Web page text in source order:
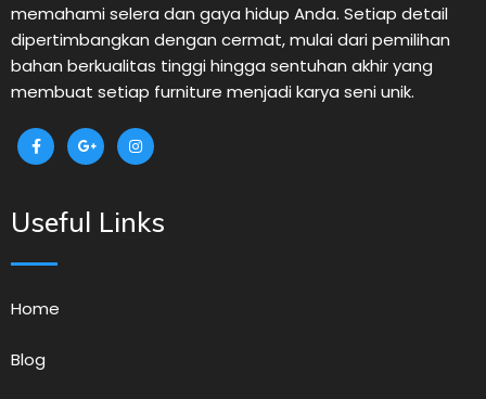
memahami selera dan gaya hidup Anda. Setiap detail
dipertimbangkan dengan cermat, mulai dari pemilihan
bahan berkualitas tinggi hingga sentuhan akhir yang
membuat setiap furniture menjadi karya seni unik.
Useful Links
Home
Blog